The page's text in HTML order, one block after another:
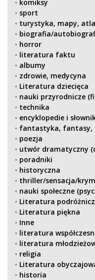
komiksy
sport
turystyka, mapy,
biografia/
horror
literatura faktu
albumy
zdrowie, medycyna
Literatura dziecięca
nauki przyrodnicze
technika
encyklopedie i
fantastyka, fantasy,
poezja
utwór dramatyczny
poradniki
historyczna
thriller/sensacja/
nauki społeczne
Literatura
Literatura piękna
Inne
literatura
literatura
religia
Literatura
historia